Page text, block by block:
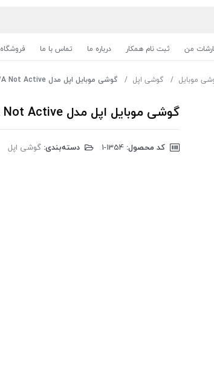
من ثبت نام همکار درباره ما تماس با ما فروشگاه
موبایل گوشی اپل گوشی موبایل اپل مدل iPhone 13 Pro Max ZA/A Not Active ظرفیت 256 گیگابایت - رم 6 گیگابایت
گوشی موبایل اپل مدل iPhone 13 Pro Max ZA/A Not Active ظرفیت 256 گیگابایت - رم 6 گیگابایت
کد محصول: دسته‌بندی: گوشی اپل